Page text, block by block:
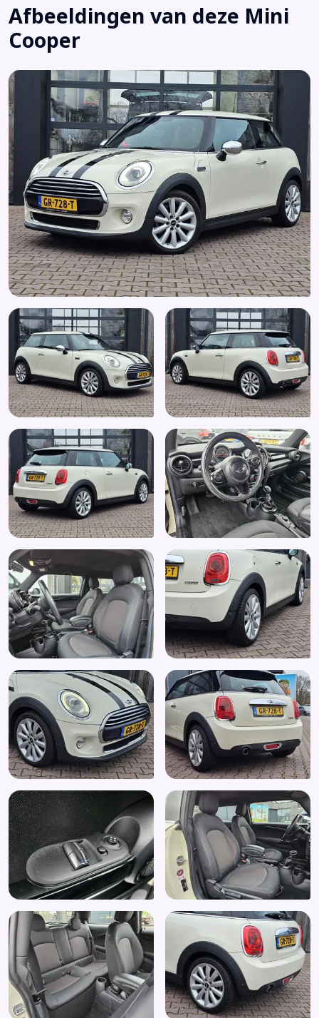
Regensensor
Ruitensproeiers/wisserbladen verwarmbaar
Start/stop systeem
Stuur leder
Stuur multifunctioneel
Afbeeldingen van deze Mini
Cooper